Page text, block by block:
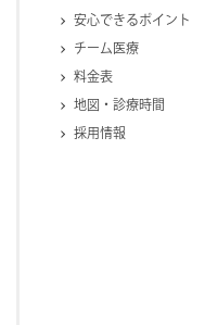
安心できるポイント
チーム医療
料金表
地図・診療時間
採用情報